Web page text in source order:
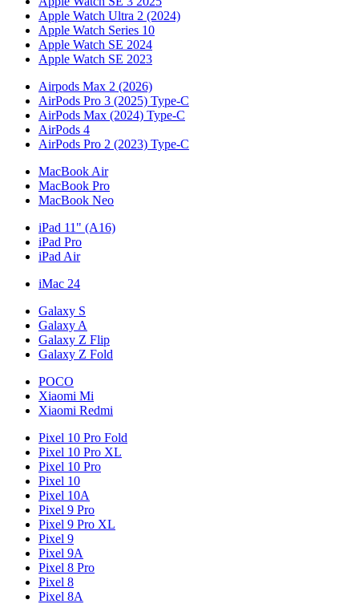
Apple Watch Ultra 2 (2024)
Apple Watch Series 10
Apple Watch SE 2024
Apple Watch SE 2023
Airpods Max 2 (2026)
AirPods Pro 3 (2025) Type-C
AirPods Max (2024) Type-C
AirPods 4
AirPods Pro 2 (2023) Type-C
MacBook Air
MacBook Pro
MacBook Neo
iPad 11" (A16)
iPad Pro
iPad Air
iMac 24
Galaxy S
Galaxy A
Galaxy Z Flip
Galaxy Z Fold
POCO
Xiaomi Mi
Xiaomi Redmi
Pixel 10 Pro Fold
Pixel 10 Pro XL
Pixel 10 Pro
Pixel 10
Pixel 10A
Pixel 9 Pro
Pixel 9 Pro XL
Pixel 9
Pixel 9A
Pixel 8 Pro
Pixel 8
Pixel 8A